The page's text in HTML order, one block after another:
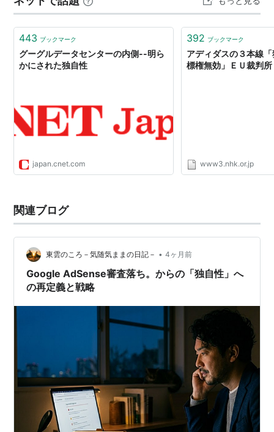
い飲食店として見られてしまう可能性もあるでしょう。
最初は話題性があるかもしれませんが、飽きられ…
443 ブックマーク
グーグルデータセンターの内側--明ら
かにされた独自性
japan.cnet.com
392 ブックマーク
アディダスの３本線
標権無効」ＥＵ裁判
www3.nhk.or.jp
関連ブログ
東雲のころ－気随気ままの日記－ • 4ヶ月前
Google AdSense審査落ち。からの「独自性」へ
の再定義と戦略